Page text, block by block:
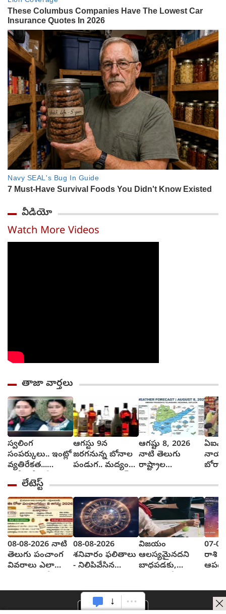
వీడియో
Watch More Videos
తాజా వార్తలు
స్వలింగ
సంపర్కులు.. ఇంట్లో
వ్యతిరేకత...
చున్నీతో ఉరేసుకుని
ఆత్మహత్య
ఆగస్టు 9న
జరగనున్న బోనాల
పండుగ.. మద్యం
ఆగష్టు 8, 2026
నాటి తెలుగు
రాష్ట్రాల
ఎలా వుందంటే..?
బోరా
లేటెస్ట్
08-08-2026 నాటి
తెలుగు పంచాంగ
వివరాలు ఎలా
08-08-2026
శనివారం ఫలితాలు
- నిలిపివేసిన
విజయం
ఆలస్యమైనదని
బాధపడకు,
07-
రాశి